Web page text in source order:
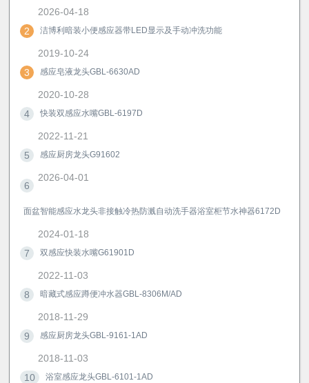
2026-04-18
2
洁博利暗装小便感应器带LED显示及手动冲洗功能
2019-10-24
3
感应皂液龙头GBL-6630AD
2020-10-28
4
快装双感应水嘴GBL-6197D
2022-11-21
5
感应厨房龙头G91602
2026-04-01
6
面盆智能感应水龙头非接触冷热防溅自动洗手器浴室柜节水神器6172D
2024-01-18
7
双感应快装水嘴G61901D
2022-11-03
8
暗藏式感应蹲便冲水器GBL-8306M/AD
2018-11-29
9
感应厨房龙头GBL-9161-1AD
2018-11-03
10
浴室感应龙头GBL-6101-1AD